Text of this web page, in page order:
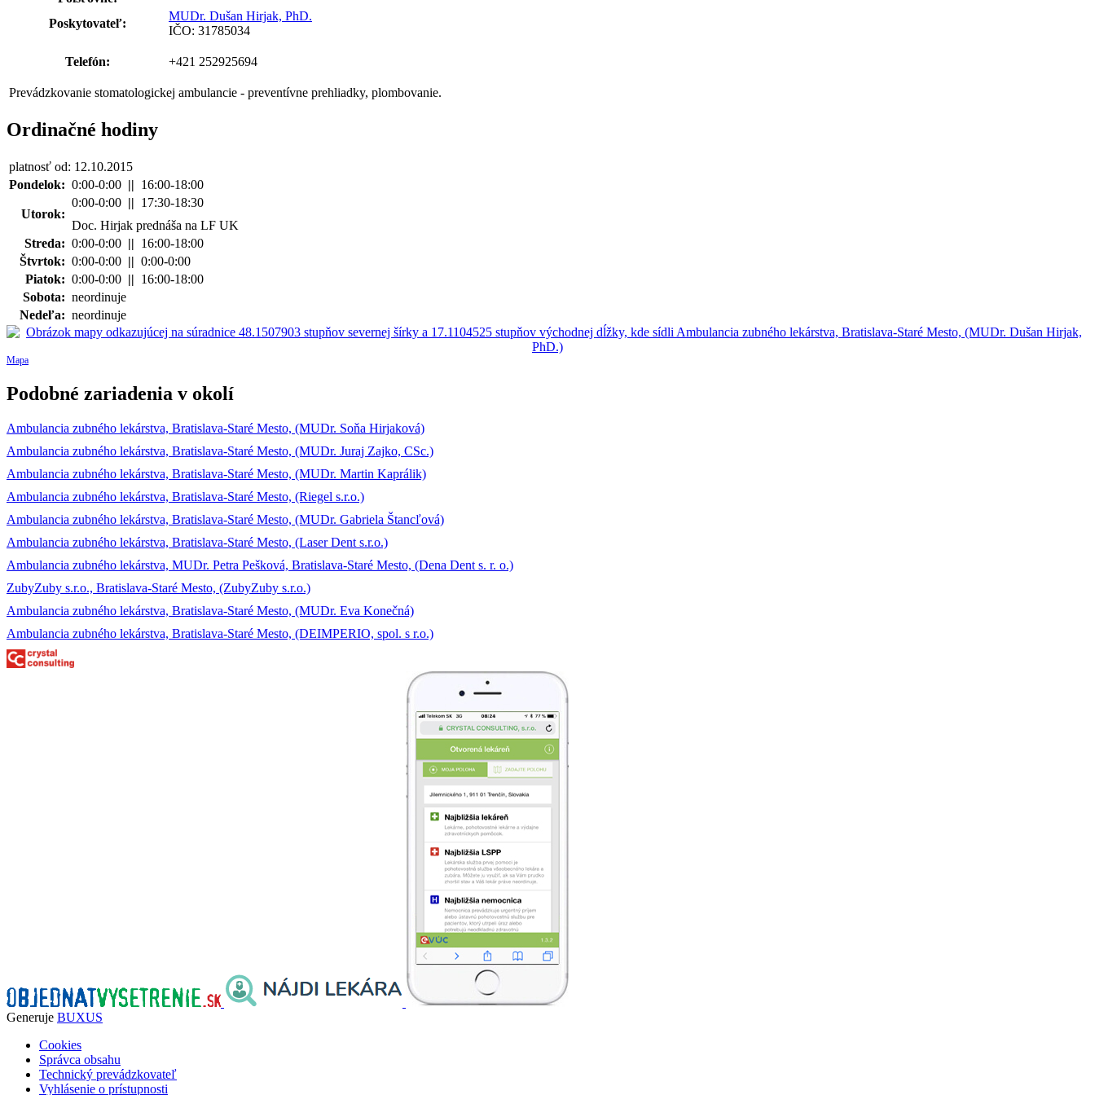
Poskytovateľ:
MUDr. Dušan Hirjak, PhD.
IČO: 31785034
Telefón: +421 252925694
Prevádzkovanie stomatologickej ambulancie - preventívne prehliadky, plombovanie.
Ordinačné hodiny
platnosť od: 12.10.2015
Pondelok: 0:00-0:00 || 16:00-18:00
Utorok:
0:00-0:00 || 17:30-18:30
Doc. Hirjak prednáša na LF UK
Streda: 0:00-0:00 || 16:00-18:00
Štvrtok: 0:00-0:00 || 0:00-0:00
Piatok: 0:00-0:00 || 16:00-18:00
Sobota: neordinuje
Nedeľa: neordinuje
Mapa
Podobné zariadenia v okolí
Ambulancia zubného lekárstva, Bratislava-Staré Mesto, (MUDr. Soňa Hirjaková)
Ambulancia zubného lekárstva, Bratislava-Staré Mesto, (MUDr. Juraj Zajko, CSc.)
Ambulancia zubného lekárstva, Bratislava-Staré Mesto, (MUDr. Martin Kaprálik)
Ambulancia zubného lekárstva, Bratislava-Staré Mesto, (Riegel s.r.o.)
Ambulancia zubného lekárstva, Bratislava-Staré Mesto, (MUDr. Gabriela Štancľová)
Ambulancia zubného lekárstva, Bratislava-Staré Mesto, (Laser Dent s.r.o.)
Ambulancia zubného lekárstva, MUDr. Petra Pešková, Bratislava-Staré Mesto, (Dena Dent s. r. o.)
ZubyZuby s.r.o., Bratislava-Staré Mesto, (ZubyZuby s.r.o.)
Ambulancia zubného lekárstva, Bratislava-Staré Mesto, (MUDr. Eva Konečná)
Ambulancia zubného lekárstva, Bratislava-Staré Mesto, (DEIMPERIO, spol. s r.o.)
Generuje BUXUS
Cookies
Správca obsahu
Technický prevádzkovateľ
Vyhlásenie o prístupnosti